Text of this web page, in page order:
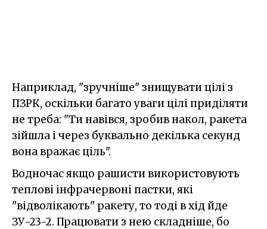
Наприклад, "зручніше" знищувати цілі з
ПЗРК, оскільки багато уваги цілі приділяти
не треба: "Ти навівся, зробив накол, ракета
зійшла і через буквально декілька секунд
вона вражає ціль".
Водночас якщо рашисти використовують
теплові інфрачервоні пастки, які
"відволікають" ракету, то тоді в хід йде
ЗУ-23-2. Працювати з нею складніше, бо